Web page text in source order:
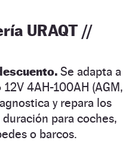
URAQT //
Se adapta a
4AH-100AH (AGM,
y repara los
para coches,
o barcos.